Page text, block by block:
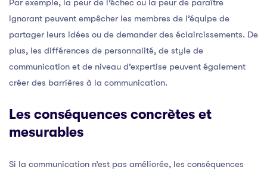
Par exemple, la peur de l’échec ou la peur de paraître
ignorant peuvent empêcher les membres de l’équipe de
partager leurs idées ou de demander des éclaircissements. De
plus, les différences de personnalité, de style de
communication et de niveau d’expertise peuvent également
créer des barrières à la communication.
Les conséquences concrètes et
mesurables
Si la communication n’est pas améliorée, les conséquences